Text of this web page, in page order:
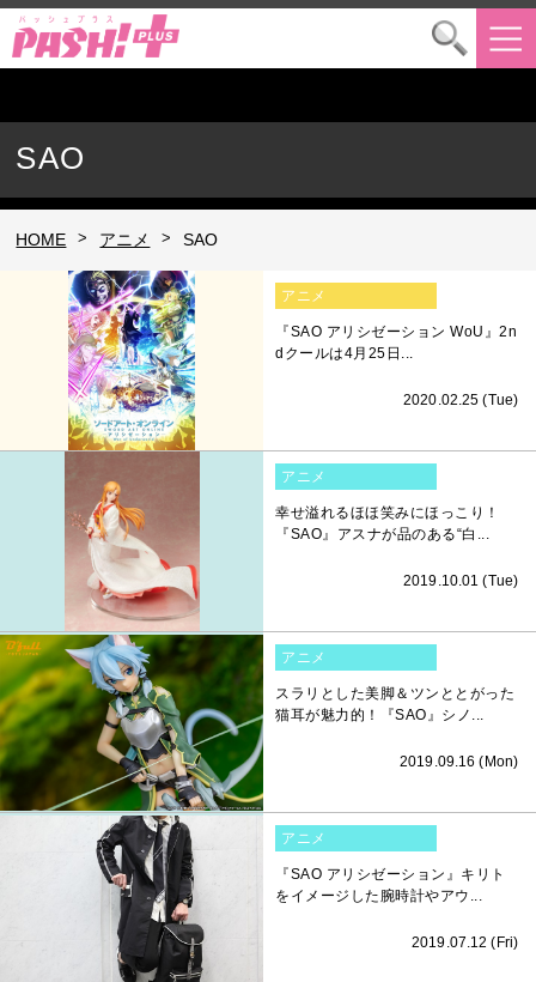
SAO
HOME > アニメ > SAO
アニメ
『SAO アリシゼーション WoU』2n
dクールは4月25日...
2020.02.25 (Tue)
アニメ
幸せ溢れるほほ笑みにほっこり！
『SAO』アスナが品のある“白...
2019.10.01 (Tue)
アニメ
スラリとした美脚＆ツンととがった
猫耳が魅力的！『SAO』シノ...
2019.09.16 (Mon)
アニメ
『SAO アリシゼーション』キリト
をイメージした腕時計やアウ...
2019.07.12 (Fri)